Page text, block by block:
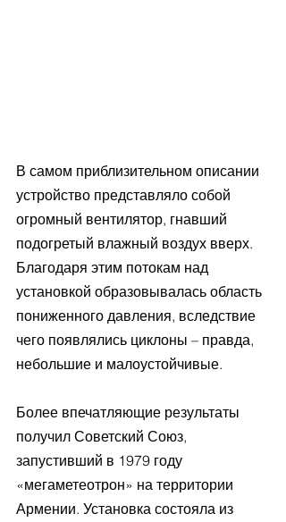
В самом приблизительном описании
устройство представляло собой
огромный вентилятор, гнавший
подогретый влажный воздух вверх.
Благодаря этим потокам над
установкой образовывалась область
пониженного давления, вследствие
чего появлялись циклоны – правда,
небольшие и малоустойчивые.
Более впечатляющие результаты
получил Советский Союз,
запустивший в 1979 году
«мегаметеотрон» на территории
Армении. Установка состояла из